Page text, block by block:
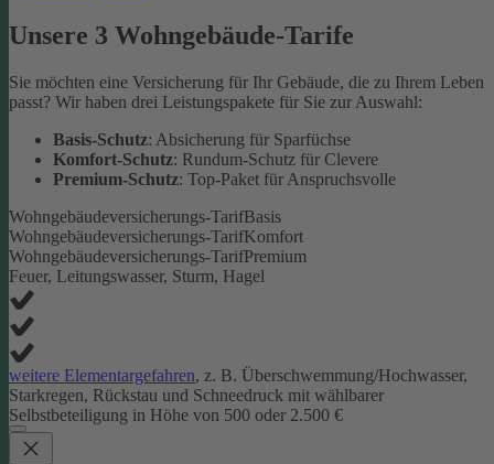
Unsere 3 Wohngebäude-Tarife
Sie möchten eine Versicherung für Ihr Gebäude, die zu Ihrem Leben
passt? Wir haben drei Leistungspakete für Sie zur Auswahl:
Basis-Schutz: Absicherung für Sparfüchse
Komfort-Schutz: Rundum-Schutz für Clevere
Premium-Schutz: Top-Paket für Anspruchsvolle
Wohngebäudeversicherungs-TarifBasis
Wohngebäudeversicherungs-TarifKomfort
Wohngebäudeversicherungs-TarifPremium
Feuer, Leitungswasser, Sturm, Hagel
weitere Elementargefahren, z. B. Überschwemmung/Hochwasser,
Starkregen, Rückstau und Schneedruck mit wählbarer
Selbstbeteiligung in Höhe von 500 oder 2.500 €